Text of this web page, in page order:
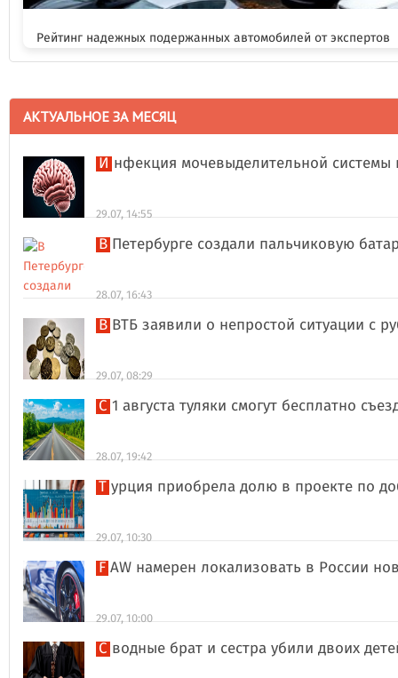
Рейтинг надежных подержанных автомобилей от экспертов
АКТУАЛЬНОЕ ЗА МЕСЯЦ
Инфекция мочевыделительной
29.07, 14:55
В Петербурге создали пальчиковую
28.07, 16:43
В ВТБ заявили о непростой ситуации с
29.07, 08:29
С 1 августа туляки смогут бесплатно
28.07, 19:42
Турция приобрела долю в проекте по
29.07, 10:30
FAW намерен локализовать в России
29.07, 10:00
Сводные брат и сестра убили двоих